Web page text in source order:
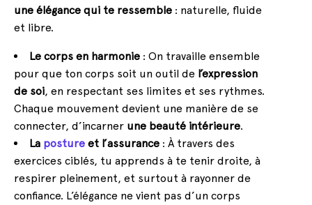
une élégance qui te ressemble : naturelle, fluide
et libre.
Le corps en harmonie : On travaille ensemble
pour que ton corps soit un outil de l’expression
de soi, en respectant ses limites et ses rythmes.
Chaque mouvement devient une manière de se
connecter, d’incarner une beauté intérieure.
La posture et l’assurance : À travers des
exercices ciblés, tu apprends à te tenir droite, à
respirer pleinement, et surtout à rayonner de
confiance. L’élégance ne vient pas d’un corps